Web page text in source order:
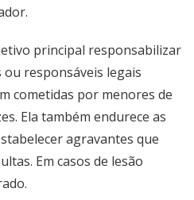
principal responsabilizar
responsáveis legais
cometidas por menores de
Ela também endurece as
agravantes que
Em casos de lesão